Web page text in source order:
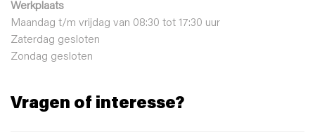
Werkplaats
Maandag t/m vrijdag van 08:30 tot 17:30 uur
Zaterdag gesloten
Zondag gesloten
Vragen of interesse?